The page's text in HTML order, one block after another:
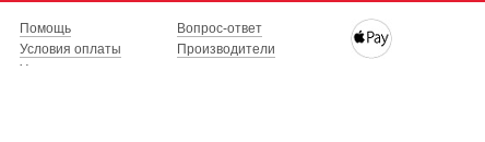
Помощь
Условия оплаты
Условия доставки
Вопрос-ответ
Производители